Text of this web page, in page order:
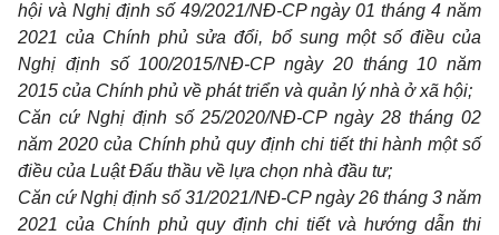
hội và Nghị định số 49/2021/NĐ-CP ngày 01 tháng 4 năm
2021 của Chính phủ sửa đổi, bổ sung một số điều của
Nghị định số 100/2015/NĐ-CP ngày 20 tháng 10 năm
2015 của Chính phủ về phát triển và quản lý nhà ở xã hội;
Căn cứ Nghị định số 25/2020/NĐ-CP ngày 28 tháng 02
năm 2020 của Chính phủ quy định chi tiết thi hành một số
điều của Luật Đấu thầu về lựa chọn nhà đầu tư;
Căn cứ Nghị định số 31/2021/NĐ-CP ngày 26 tháng 3 năm
2021 của Chính phủ quy định chi tiết và hướng dẫn thi